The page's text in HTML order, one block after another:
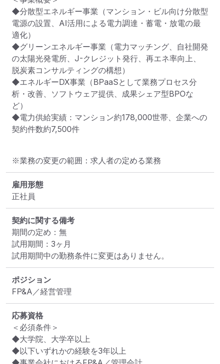
◆分散型エネルギー事業（マンション・ビル向け分散型
電源の設置、AI活用による電力調達・蓄電・放電の最
適化）
◆グリーンエネルギー事業（電力マッチング、自社開発
の太陽光発電所、J-クレジット発行、再エネ率向上、
脱炭素コンサルティングの構想）
◆エネルギーDX事業（BPaaSとして業務プロセス分
析・改善、ソフトウェア提供、成果シェア型BPOな
ど）
◆電力供給実績：マンション約178,000世帯、企業への
契約件数約7,500件
※業務の変更の範囲：求人者の定める業務
雇用形態
正社員
契約に関する備考
期間の定め：無
試用期間：3ヶ月
試用期間中の勤務条件に変更はありません。
ポジション
FP&A／経営管理
応募資格
＜必須条件＞
◆大学院、大学卒以上
◆以下いずれかの経験を3年以上